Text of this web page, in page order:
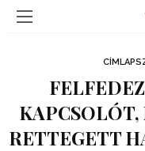
KAPCSOLÓT,
RETTEGETT